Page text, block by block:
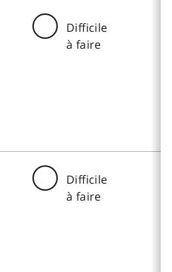
Difficile
à faire
Difficile
à faire